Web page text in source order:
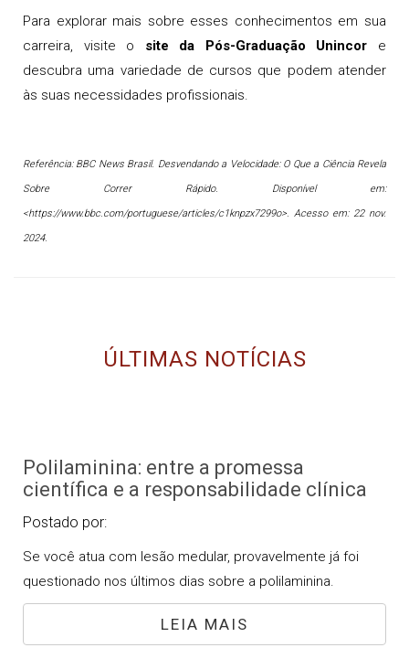
Para explorar mais sobre esses conhecimentos em sua
carreira, visite o site da Pós-Graduação Unincor e
descubra uma variedade de cursos que podem atender
às suas necessidades profissionais.
Referência: BBC News Brasil. Desvendando a Velocidade: O Que a Ciência Revela
Sobre Correr Rápido. Disponível em:
<https://www.bbc.com/portuguese/articles/c1knpzx7299o>. Acesso em: 22 nov.
2024.
ÚLTIMAS NOTÍCIAS
Polilaminina: entre a promessa
científica e a responsabilidade clínica
Postado por:
Se você atua com lesão medular, provavelmente já foi
questionado nos últimos dias sobre a polilaminina.
LEIA MAIS